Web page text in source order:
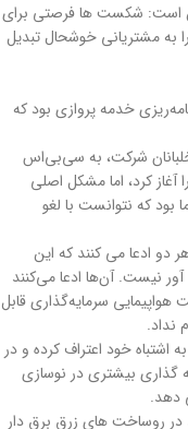
است: شکست ها فرصتی برای
به مشتریانی خوشحال تبدیل
خدمه پروازی بود که
خلبانان شرکت، به سی‌بی‌اس
آغاز کرد، اما مشکل اصلی
بود که نتوانست با لغو
دو ادعا می کنند که این
نیست. آن‌ها ادعا می‌کنند
سرمایه‌گذاری قابل
نداد.
اشتباه خود اعتراف کرده و در
گذاری بیشتری در نوسازی
دهد.
در روساخت های زرق برق دار